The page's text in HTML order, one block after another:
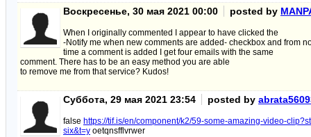
Воскресенье, 30 мая 2021 00:00 posted by
When I originally commented I appear to have clicked the
-Notify me when new comments are added- checkbox and from
time a comment is added I get four emails with the same
comment. There has to be an easy method you are able
to remove me from that service? Kudos!
Суббота, 29 мая 2021 23:54 posted by
false https://tif.is/en/component/k2/59-some-amazing-video-
six&t=y oetqnsfflvrwer